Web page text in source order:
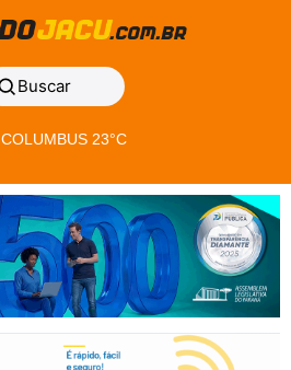
Buscar
COLUMBUS 23°C